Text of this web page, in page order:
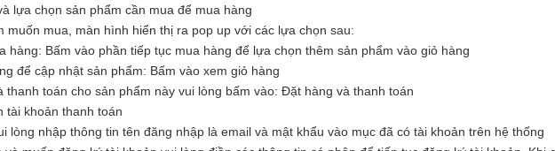
lựa chọn sản phẩm cần mua để mua hàng
muốn mua, màn hình hiển thị ra pop up với các lựa chọn sau:
hàng: Bấm vào phần tiếp tục mua hàng để lựa chọn thêm sản phẩm vào giỏ hàng
để cập nhật sản phẩm: Bấm vào xem giỏ hàng
thanh toán cho sản phẩm này vui lòng bấm vào: Đặt hàng và thanh toán
tài khoản thanh toán
lòng nhập thông tin tên đăng nhập là email và mật khẩu vào mục đã có tài khoản trên hệ thống